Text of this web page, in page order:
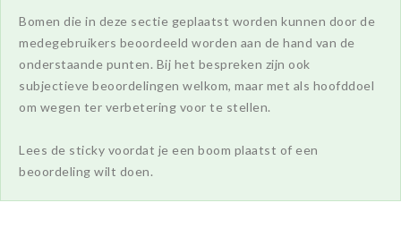
Bomen die in deze sectie geplaatst worden kunnen door de
medegebruikers beoordeeld worden aan de hand van de
onderstaande punten. Bij het bespreken zijn ook
subjectieve beoordelingen welkom, maar met als hoofddoel
om wegen ter verbetering voor te stellen.
Lees de sticky voordat je een boom plaatst of een
beoordeling wilt doen.